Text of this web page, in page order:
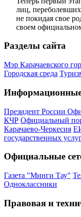
лиц,
не покидая свое
своем
Разделы сайта
Мэр Карачаевского
Городская среда
Президент России
КЧР Официальный
Карачаево-Черкесия
государственных
Официальные
Газета "Минги Тау"
Одноклассники
Правовая и